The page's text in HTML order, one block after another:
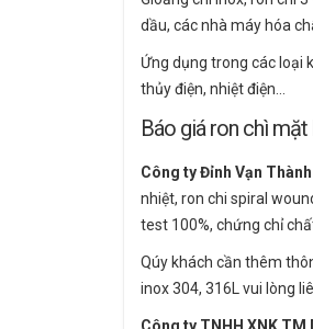
dầu, các nhà máy hóa
Ứng dụng trong các loại
thủy điện, nhiệt điện…
Báo giá ron chì
Công ty Đỉnh Vạn Thành
nhiệt, ron chi spiral
test 100%, chứng chỉ
Qúy khách cần thêm
inox 304, 316L vui lòng